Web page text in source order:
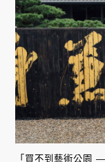
「買不到藝術公園